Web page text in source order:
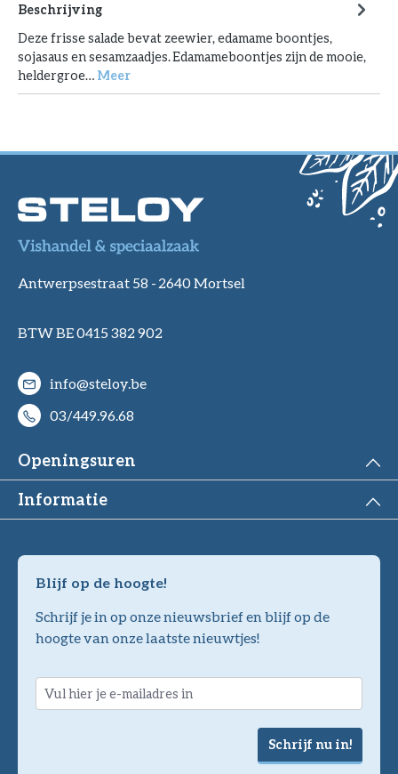
Beschrijving
Deze frisse salade bevat zeewier, edamame boontjes,
sojasaus en sesamzaadjes. Edamameboontjes zijn de mooie,
heldergroe… Meer
Antwerpsestraat 58 - 2640 Mortsel
BTW BE 0415 382 902
info@steloy.be
03/449.96.68
Openingsuren
Informatie
Blijf op de hoogte!
Schrijf je in op onze nieuwsbrief en blijf op de
hoogte van onze laatste nieuwtjes!
Schrijf nu in!